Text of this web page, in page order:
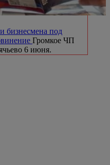
бизнесмена под
Громкое ЧП
6 июня.